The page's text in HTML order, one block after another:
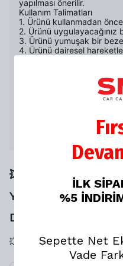
yapılması önerilir.
Kullanım Talimatları
1. Ürünü kullanmadan
2. Ürünü uygulayacağınız
3. Ürünü yumuşak bir
4. Ürünü dairesel
* Ürünü doğrudan güneş
* Ürünü çocukların
SMX Çizik Giderici Wax,
çizikleri gidermek ve
💥💥 SANA ÖZEL
YAKALAMAN İÇİN
💥💥 SANA ÖZEL LASTİK
İLK
%5
Sepette Net
Vade